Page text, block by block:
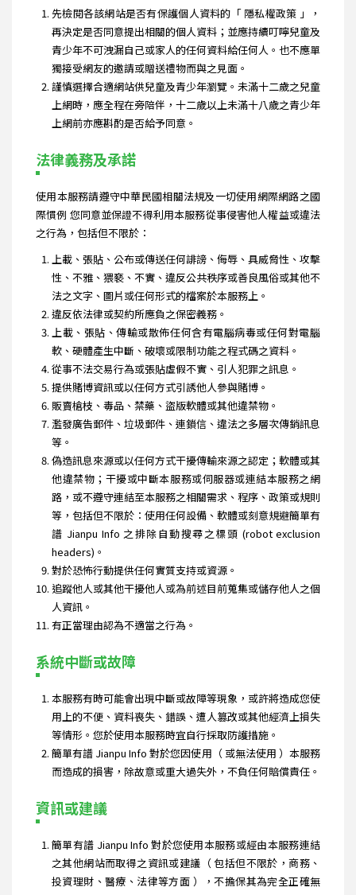
先檢閱各該網站是否有保護個人資料的「 隱私權政策 」，
再決定是否同意提出相關的個人資料；並應持續叮嚀兒童及
青少年不可洩漏自己或家人的任何資料給任何人。也不應單
獨接受網友的邀請或贈送禮物而與之見面。
謹慎選擇合適網站供兒童及青少年瀏覽。未滿十二歲之兒童
上網時，應全程在旁陪伴，十二歲以上未滿十八歲之青少年
上網前亦應斟酌是否給予同意。
法律義務及承諾
使用本服務請遵守中華民國相關法規及一切使用網際網路之國
際慣例 您同意並保證不得利用本服務從事侵害他人權益或違法
之行為，包括但不限於：
上載、張貼、公布或傳送任何誹謗、侮辱、具威脅性、攻擊
性、不雅、猥褻、不實、違反公共秩序或善良風俗或其他不
法之文字、圖片或任何形式的檔案於本服務上。
違反依法律或契約所應負之保密義務。
上載、張貼、傳輸或散佈任何含有電腦病毒或任何對電腦
軟、硬體產生中斷、破壞或限制功能之程式碼之資料。
從事不法交易行為或張貼虛假不實、引人犯罪之訊息。
提供賭博資訊或以任何方式引誘他人參與賭博。
販賣槍枝、毒品、禁藥、盜版軟體或其他違禁物。
濫發廣告郵件、垃圾郵件、連鎖信、違法之多層次傳銷訊息
等。
偽造訊息來源或以任何方式干擾傳輸來源之認定；軟體或其
他違禁物；干擾或中斷本服務或伺服器或連結本服務之網
路，或不遵守連結至本服務之相關需求、程序、政策或規則
等，包括但不限於：使用任何設備、軟體或刻意規避簡單有
譜 Jianpu Info 之排除自動搜尋之標頭 (robot exclusion
headers)。
對於恐怖行動提供任何實質支持或資源。
追蹤他人或其他干擾他人或為前述目前蒐集或儲存他人之個
人資訊。
有正當理由認為不適當之行為。
系統中斷或故障
本服務有時可能會出現中斷或故障等現象，或許將造成您使
用上的不便、資料喪失、錯誤、遭人篡改或其他經濟上損失
等情形。您於使用本服務時宜自行採取防護措施。
簡單有譜 Jianpu Info 對於您因使用（ 或無法使用 ）本服務
而造成的損害，除故意或重大過失外，不負任何賠償責任。
資訊或建議
簡單有譜 Jianpu Info 對於您使用本服務或經由本服務連結
之其他網站而取得之資訊或建議（ 包括但不限於，商務、
投資理財、醫療、法律等方面 ），不擔保其為完全正確無